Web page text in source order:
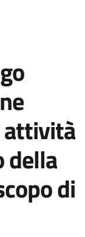
attività
della
di